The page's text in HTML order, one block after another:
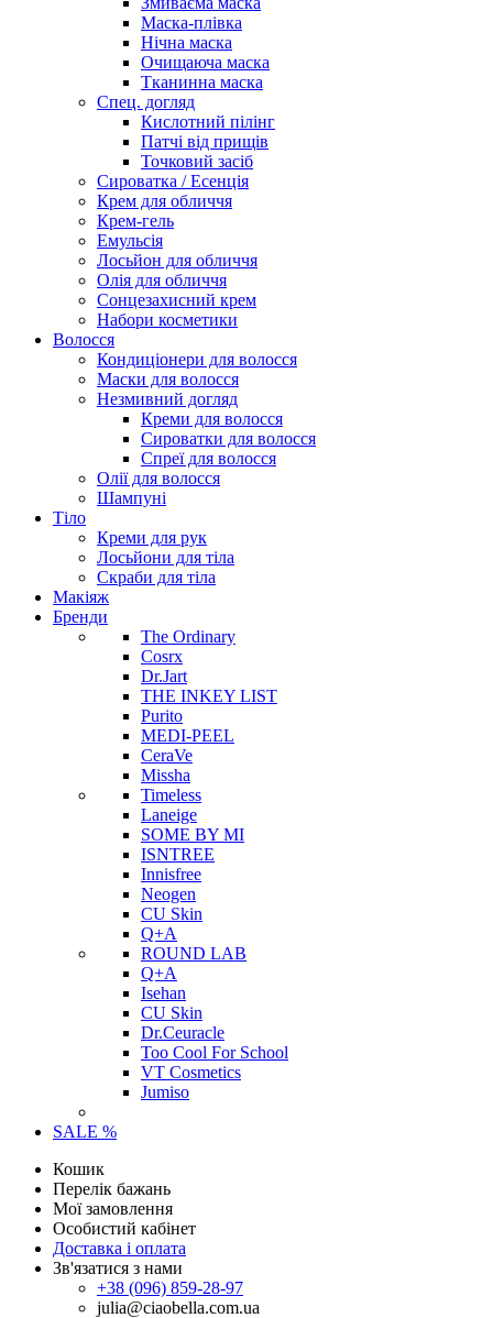
Маска-плівка
Нічна маска
Очищаюча маска
Тканинна маска
Спец. догляд
Кислотний пілінг
Патчі від прищів
Точковий засіб
Сироватка / Есенція
Крем для обличчя
Крем-гель
Емульсія
Лосьйон для обличчя
Олія для обличчя
Сонцезахисний крем
Набори косметики
Волосся
Кондиціонери для волосся
Маски для волосся
Незмивний догляд
Креми для волосся
Сироватки для волосся
Спреї для волосся
Олії для волосся
Шампуні
Тіло
Креми для рук
Лосьйони для тіла
Скраби для тіла
Макіяж
Бренди
The Ordinary
Cosrx
Dr.Jart
THE INKEY LIST
Purito
MEDI-PEEL
CeraVe
Missha
Timeless
Laneige
SOME BY MI
ISNTREE
Innisfree
Neogen
CU Skin
Q+A
ROUND LAB
Q+A
Isehan
CU Skin
Dr.Ceuracle
Too Cool For School
VT Cosmetics
Jumiso
SALE %
Кошик
Перелік бажань
Мої замовлення
Особистий кабінет
Доставка і оплата
Зв'язатися з нами
+38 (096) 859-28-97
julia@ciaobella.com.ua